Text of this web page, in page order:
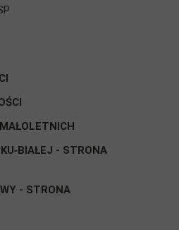
- STRONA
- STRONA